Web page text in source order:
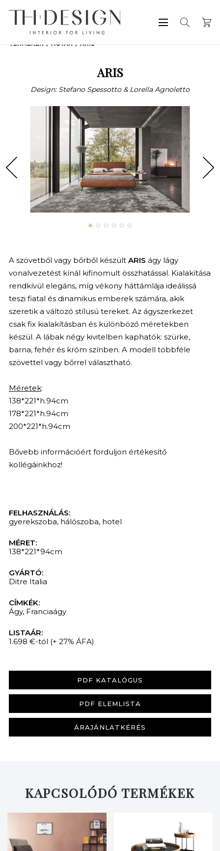
TERMÉKEK ÁGYAK ARIS
ARIS
Design: Stefano Spessotto & Lorella Agnoletto
A szövetből vagy bőrből készült ARIS ágy lágy
vonalvezetést kínál kifinomult összhatással. Kialakítása
rendkívül elegáns, míg vékony háttámlája ideálissá
teszi fiatal és dinamikus emberek számára, akik
szeretik a változó stílusú tereket. Az ágyszerkezet
csak fix kialakításban és különböző méretekben
készül. A lábak négy kivitelben kaphatók: szürke,
barna, fehér és króm színben. A modell többféle
szövettel vagy bőrrel választható.
Méretek:
138*221*h.94cm
178*221*h.94cm
200*221*h.94cm
Bővebb információért forduljon értékesítő
kollégáinkhoz!
FELHASZNÁLÁS:
gyerekszoba, hálószoba, hotel
MÉRET:
138*221*94cm
GYÁRTÓ:
Ditre Italia
CÍMKÉK:
Ágy, Franciaágy
LISTAÁR:
1.698 €-tól (+ 27% ÁFA)
PDF KATALÓGUS
PDF ELEMLISTA
ÁRAJÁNLATKÉRÉS
KAPCSOLÓDÓ TERMÉKEK